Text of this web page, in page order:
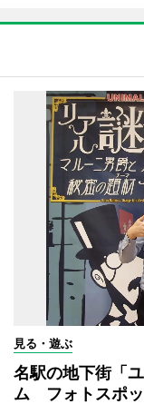
見る・遊ぶ
名駅の地下街「
ム フォトスポッ